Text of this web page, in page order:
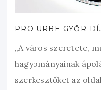
PRO URBE GYŐR
„A város szeretete,
hagyományainak
szerkesztőket az